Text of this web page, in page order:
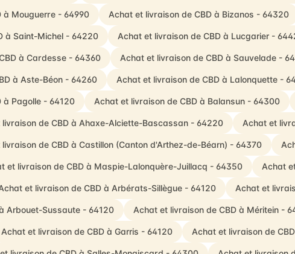
à Mouguerre - 64990 Achat et livraison de CBD à Bizanos - 64320
à Saint-Michel - 64220 Achat et livraison de CBD à Lucgarier -
à Cardesse - 64360 Achat et livraison de CBD à Sauvelade -
à Aste-Béon - 64260 Achat et livraison de CBD à Lalonquette -
à Pagolle - 64120 Achat et livraison de CBD à Balansun - 64300
livraison de CBD à Ahaxe-Alciette-Bascassan - 64220 Achat et
de CBD à Castillon (Canton d'Arthez-de-Béarn) - 64370
et livraison de CBD à Maspie-Lalonquère-Juillacq - 64350 Achat
et livraison de CBD à Arbérats-Sillègue - 64120 Achat et
Arbouet-Sussaute - 64120 Achat et livraison de CBD à Méritein -
Achat et livraison de CBD à Garris - 64120 Achat et livraison de